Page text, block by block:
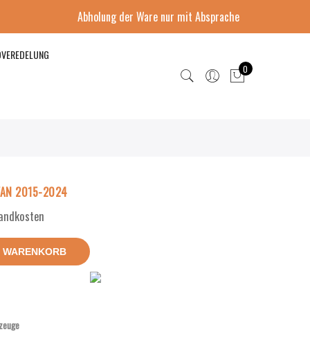
Abholung der Ware nur mit Absprache
0
2015-2024
WARENKORB